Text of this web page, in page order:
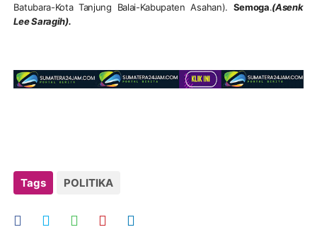
Batubara-Kota Tanjung Balai-Kabupaten Asahan). Semoga.(Asenk
Lee Saragih).
Tags POLITIKA